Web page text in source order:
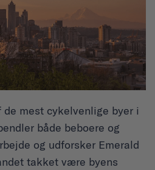
mest cykelvenlige byer i
både beboere og
og udforsker Emerald
takket være byens